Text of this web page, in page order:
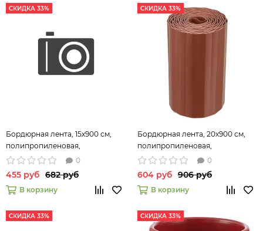
СКИДКА 33%
Бордюрная лента, 15х900 см,
полипропиленовая,
коричневая, Россия// Palisad
0
455 руб 682 руб
В корзину
СКИДКА 33%
Бордюрная лента, 20х900 см,
полипропиленовая,
коричневая, Россия// Palisad
0
604 руб 906 руб
В корзину
СКИДКА 33% СКИДКА 33%